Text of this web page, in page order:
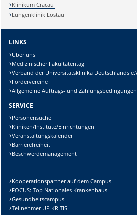
Klinikum Cracau
Lungenklinik Lostau
LINKS
Über uns
Medizinischer Fakultätentag
Verband der Universitätsklinika Deutschlands
Fördervereine
Allgemeine Auftrags- und Zahlungsbedingungen
SERVICE
Personensuche
Kliniken/Institute/Einrichtungen
Veranstaltungskalender
Barrierefreiheit
Beschwerdemanagement
Kooperationspartner auf dem Campus
FOCUS: Top Nationales Krankenhaus
Gesundheitscampus
Teilnehmer UP KRITIS